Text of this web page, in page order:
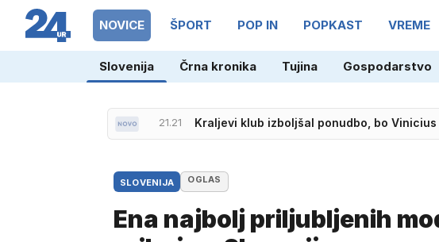
NOVICE ŠPORT POP IN POPKAST VREME
Slovenija Črna kronika Tujina Gospodarstvo
21.21 Kraljevi klub izboljšal ponudbo, bo
SLOVENIJA OGLAS
Ena najbolj priljubljenih